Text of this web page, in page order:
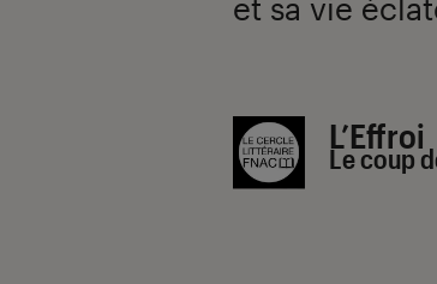
et sa vie
Introduction
L’Effroi
Le coup